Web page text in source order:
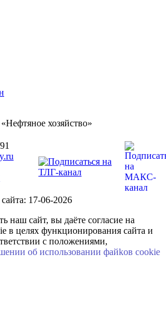
хозяйство»
17-06-2026
наш сайт, вы даёте согласие на
в целях функционирования сайта и
с положениями,
об использовании файkов cookie